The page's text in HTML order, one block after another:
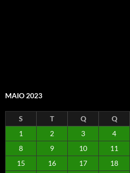
MAIO 2023
S T Q Q
1
2 3 4
8
9 10 11
15
16 17 18